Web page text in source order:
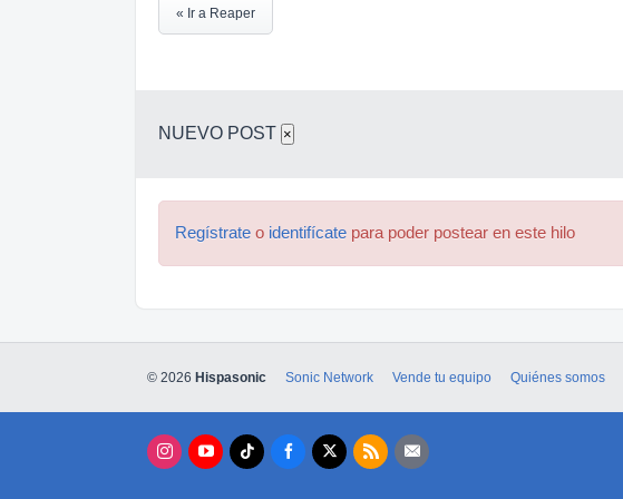
« Ir a Reaper
NUEVO POST ×
Regístrate o identifícate para poder postear en este hilo
© 2026 Hispasonic Sonic Network Vende tu equipo Quiénes somos